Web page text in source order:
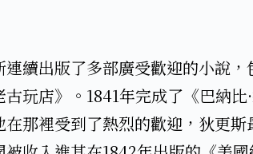
連續出版了多部廣受歡迎的小說
古玩店》。1841年完成了《巴納
在那裡受到了熱烈的歡迎，狄更